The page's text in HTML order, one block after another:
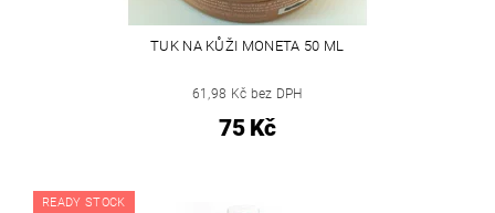
TUK NA KŮŽI MONETA 50 ML
61,98 Kč bez DPH
75 Kč
READY STOCK